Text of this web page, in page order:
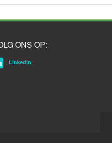
ONS OP:
Linkedin